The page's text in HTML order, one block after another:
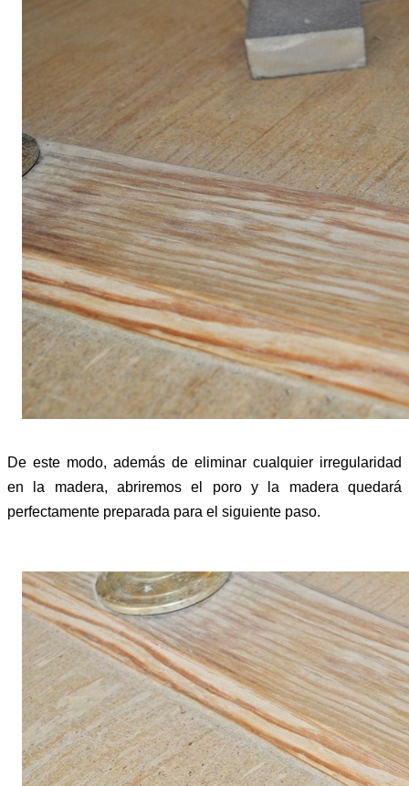
De este modo, además de eliminar cualquier irregularidad
en la madera, abriremos el poro y la madera quedará
perfectamente preparada para el siguiente paso.